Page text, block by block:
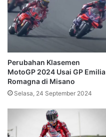
Perubahan Klasemen
MotoGP 2024 Usai GP Emilia
Romagna di Misano
Selasa, 24 September 2024